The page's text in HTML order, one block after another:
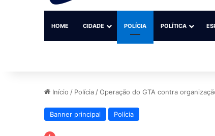
HOME CIDADE POLÍCIA POLÍTICA
Início / Polícia /Operação do GTA contra
Banner principal Polícia